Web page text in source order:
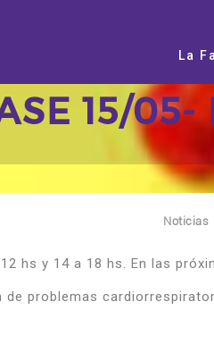
La
15/05-
Noticias
hs y 14 a 18 hs. En las
de problemas